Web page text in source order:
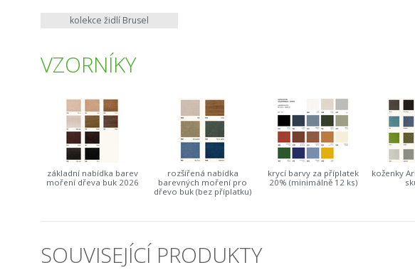
kolekce židlí Brusel
VZORNÍKY
základní nabídka barev
moření dřeva buk 2026
rozšířená nabídka
barevných moření pro
dřevo buk (bez příplatku)
krycí barvy za příplatek
20% (minimálně 12 ks)
koženky
SOUVISEJÍCÍ PRODUKTY